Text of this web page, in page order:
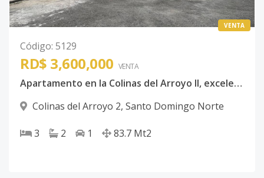
VENTA
Código: 5129
RD$ 3,600,000 VENTA
Apartamento en la Colinas del Arroyo II, excelente para inversión
Colinas del Arroyo 2, Santo Domingo Norte
3 2 1 83.7 Mt2